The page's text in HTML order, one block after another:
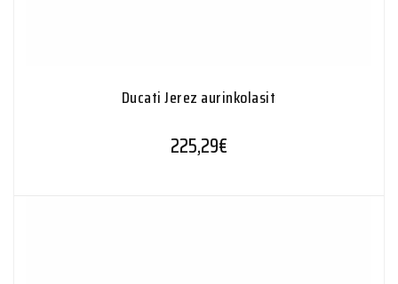
Ducati Jerez aurinkolasit
225,29€